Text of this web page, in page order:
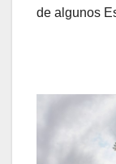
de algunos